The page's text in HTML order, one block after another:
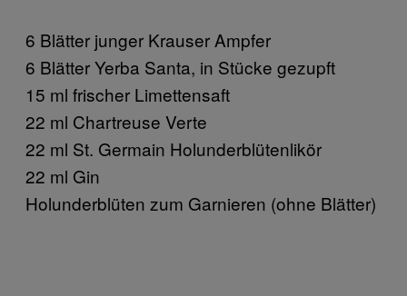
6 Blätter junger Krauser Ampfer
6 Blätter Yerba Santa, in Stücke gezupft
15 ml frischer Limettensaft
22 ml Chartreuse Verte
22 ml St. Germain Holunderblütenlikör
22 ml Gin
Holunderblüten zum Garnieren (ohne Blätter)